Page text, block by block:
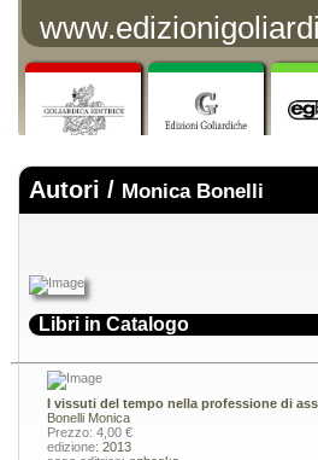
Autori / Monica Bonelli
Libri in Catalogo
I vissuti del tempo nella professione di
Bonelli Monica
Prezzo: 4,00 €
edizione: 2013